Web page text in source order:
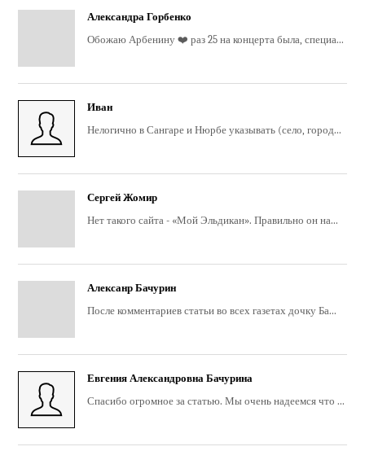
Александра Горбенко
Обожаю Арбенину ❤️ раз 25 на концерта была, специа...
Иван
Нелогично в Сангаре и Нюрбе указывать (село, город...
Сергей Жомир
Нет такого сайта - «Мой Эльдикан». Правильно он на...
Алексанр Бачурин
После комментариев статьи во всех газетах дочку Ба...
Евгения Александровна Бачурина
Спасибо огромное за статью. Мы очень надеемся что ...